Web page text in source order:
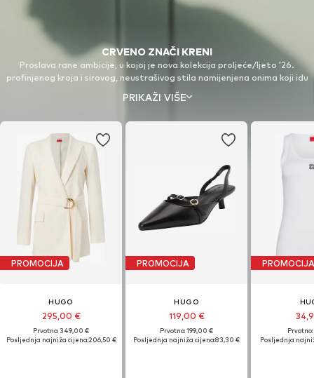
CRVENO ZNAČI KRENI
Proslava rane ambicije, u kojoj je nova kolekcija proljeće/ljeto ’26.
profinjenog kroja i sirovog, neustrašivog stila namijenjena onima koji idu
vlastitim putem. Jer nam ambicija bolje stoji.
PRIKAŽI VIŠE
PROMOCIJA
HUGO
295,00 €
Prvotno: 349,00 €
Posljednja najniža cijena:206,50 €
PROMOCIJA
HUGO
119,00 €
Prvotno: 199,00 €
Posljednja najniža cijena:83,30 €
Posljednja